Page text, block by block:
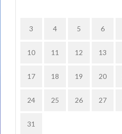
3 4 5 6
10 11 12 13
17 18 19 20
24 25 26 27
31